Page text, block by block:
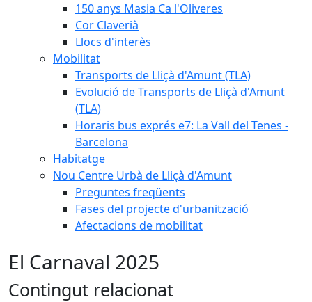
150 anys Masia Ca l'Oliveres
Cor Claverià
Llocs d'interès
Mobilitat
Transports de Lliçà d'Amunt (TLA)
Evolució de Transports de Lliçà d'Amunt
(TLA)
Horaris bus exprés e7: La Vall del Tenes -
Barcelona
Habitatge
Nou Centre Urbà de Lliçà d'Amunt
Preguntes freqüents
Fases del projecte d'urbanització
Afectacions de mobilitat
El Carnaval 2025
Contingut relacionat